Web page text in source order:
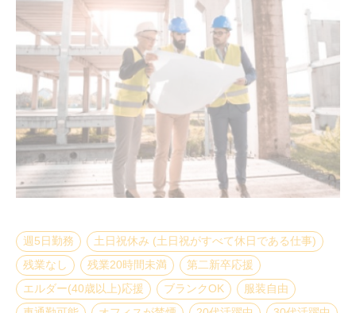
週5日勤務
土日祝休み (土日祝がすべて休日である仕事)
残業なし
残業20時間未満
第二新卒応援
エルダー(40歳以上)応援
ブランクOK
服装自由